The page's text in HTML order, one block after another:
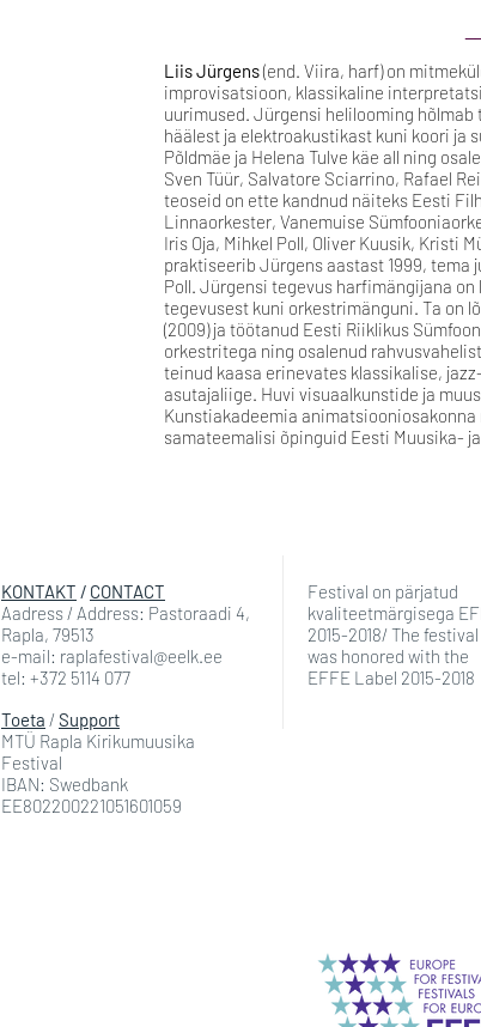
Liis Jürgens(end. Viira, harf) on
improvisatsioon, klassikaline
uurimused. Jürgensi helilooming
häälest ja elektroakustikast kuni koori ja
Põldmäe ja Helena Tulve käe all ning
Sven Tüür, Salvatore Sciarrino, Rafael
teoseid on ette kandnud näiteks Eesti
Linnaorkester, Vanemuise
Iris Oja, Mihkel Poll, Oliver Kuusik, Kristi
praktiseerib Jürgens aastast 1999, tema
Poll. Jürgensi tegevus harfimängijana
tegevusest kuni orkestrimänguni. Ta on
(2009) ja töötanud Eesti Riiklikus
orkestritega ning osalenud
teinud kaasa erinevates klassikalise,
asutajaliige. Huvi visuaalkunstide ja
Kunstiakadeemia animatsiooniosakonna
samateemalisi õpinguid Eesti Muusika-
KONTAKT / CONTACT
Aadress / Address: Pastoraadi 4,
Rapla, 79513
e-mail: raplafestival@eelk.ee
tel: +372 5114 077
Toeta / Support
MTÜ Rapla Kirikumuusika
Festival
IBAN: Swedbank
EE802200221051601059
Festival on pärjatud
kvaliteetmärgisega
2015-2018/ The festival
was honored with the
EFFE Label 2015-2018